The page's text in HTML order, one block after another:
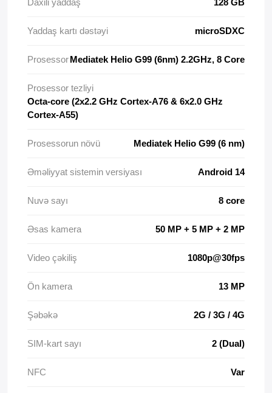
Daxili yaddaş 128 GB
Yaddaş kartı dəstəyi microSDXC
ProsessorMediatek Helio G99 (6nm) 2.2GHz, 8 Core
Prosessor tezliyi
Octa-core (2x2.2 GHz Cortex-A76 & 6x2.0 GHz
Cortex-A55)
Prosessorun növü Mediatek Helio G99 (6 nm)
Əməliyyat sistemin versiyası Android 14
Nuvə sayı 8 core
Əsas kamera 50 MP + 5 MP + 2 MP
Video çəkiliş 1080p@30fps
Ön kamera 13 MP
Şəbəkə 2G / 3G / 4G
SIM-kart sayı 2 (Dual)
NFC Var